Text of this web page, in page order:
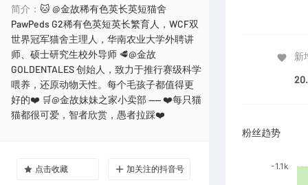
简介： 🐱 @金故稀有色英长英短猫舍
PawPeds G2稀有色英短英长繁育人，WCF双
世界冠军猫舍主理人，华南农业大学外聘讲
师、硕士研究生校外导师 🥩@金故
GOLDENTALES 创始人，致力于推行赛级科学
喂养，还原动物天性。每个毛孩子都值得更
好的❤️ 🛒@金故妹妹之家小卖部 —— ❤️每只猫
猫都很可爱，智者欣赏，愚者拉踩❤️
点击收藏 加关注的抖音号
新
粉丝趋势